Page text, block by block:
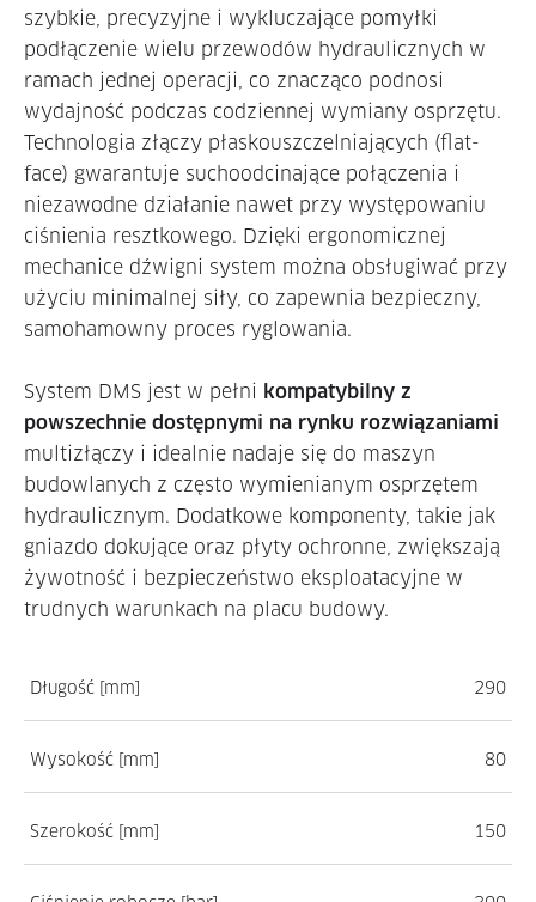
szybkie, precyzyjne i wykluczające pomyłki
podłączenie wielu przewodów hydraulicznych w
ramach jednej operacji, co znacząco podnosi
wydajność podczas codziennej wymiany osprzętu.
Technologia złączy płaskouszczelniających (flat-
face) gwarantuje suchoodcinające połączenia i
niezawodne działanie nawet przy występowaniu
ciśnienia resztkowego. Dzięki ergonomicznej
mechanice dźwigni system można obsługiwać przy
użyciu minimalnej siły, co zapewnia bezpieczny,
samohamowny proces ryglowania.
System DMS jest w pełni kompatybilny z
powszechnie dostępnymi na rynku rozwiązaniami
multizłączy i idealnie nadaje się do maszyn
budowlanych z często wymienianym osprzętem
hydraulicznym. Dodatkowe komponenty, takie jak
gniazdo dokujące oraz płyty ochronne, zwiększają
żywotność i bezpieczeństwo eksploatacyjne w
trudnych warunkach na placu budowy.
Długość [mm] 290
Wysokość [mm] 80
Szerokość [mm] 150